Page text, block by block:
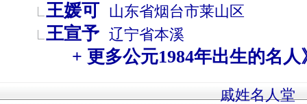
王媛可 山东省烟台市莱山区
王宣予 辽宁省本溪
+ 更多公元1984年出生的名人
戚姓名人堂